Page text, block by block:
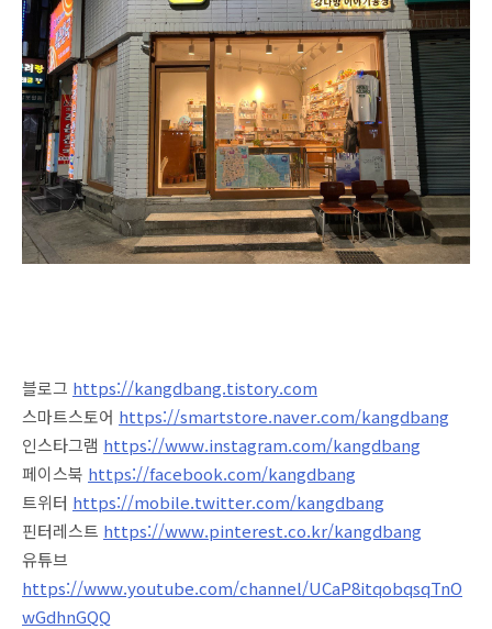
블로그 https://kangdbang.tistory.com
스마트스토어 https://smartstore.naver.com/kangdbang
인스타그램 https://www.instagram.com/kangdbang
페이스북 https://facebook.com/kangdbang
트위터 https://mobile.twitter.com/kangdbang
핀터레스트 https://www.pinterest.co.kr/kangdbang
유튜브
https://www.youtube.com/channel/UCaP8itqobqsqTnO
wGdhnGQQ